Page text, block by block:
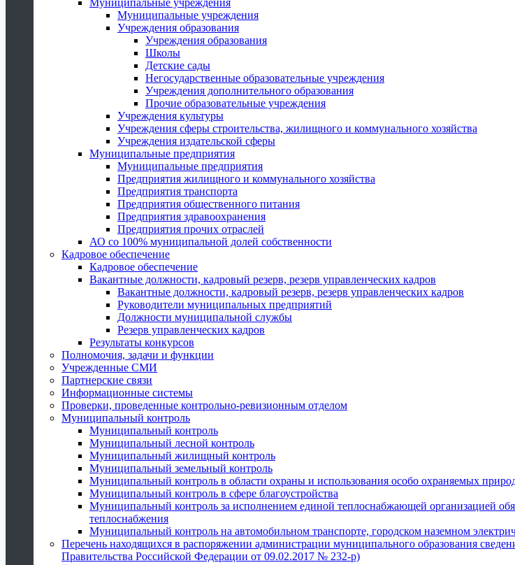
Муниципальные учреждения
Муниципальные учреждения
Учреждения образования
Учреждения образования
Школы
Детские сады
Негосударственные образовательные учреждения
Учреждения дополнительного образования
Прочие образовательные учреждения
Учреждения культуры
Учреждения сферы строительства, жилищного и коммунального хозяйства
Учреждения издательской сферы
Муниципальные предприятия
Муниципальные предприятия
Предприятия жилищного и коммунального хозяйства
Предприятия транспорта
Предприятия общественного питания
Предприятия здравоохранения
Предприятия прочих отраслей
АО со 100% муниципальной долей собственности
Кадровое обеспечение
Кадровое обеспечение
Вакантные должности, кадровый резерв, резерв управленческих кадров
Вакантные должности, кадровый резерв, резерв управленческих кадров
Руководители муниципальных предприятий
Должности муниципальной службы
Резерв управленческих кадров
Результаты конкурсов
Полномочия, задачи и функции
Учрежденные СМИ
Партнерские связи
Информационные системы
Проверки, проведенные контрольно-ревизионным отделом
Муниципальный контроль
Муниципальный контроль
Муниципальный лесной контроль
Муниципальный жилищный контроль
Муниципальный земельный контроль
Муниципальный контроль в области охраны и использования особо охраняемых
Муниципальный контроль в сфере благоустройства
Муниципальный контроль за исполнением единой теплоснабжающей организацией
теплоснабжения
Муниципальный контроль на автомобильном транспорте, городском наземном
Перечень находящихся в распоряжении администрации муниципального образования
Правительства Российской Федерации от 09.02.2017 № 232-р)